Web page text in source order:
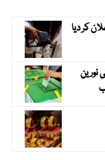
کر دیا
(ن) کی نورین